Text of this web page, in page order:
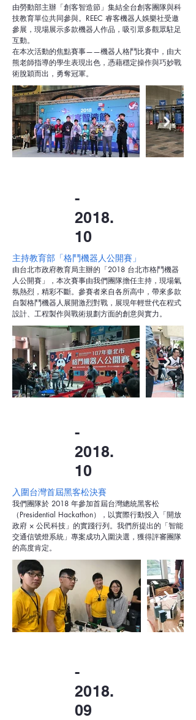
由勞動部主辦「創客智造節」集結全台創客團隊與科
技教育單位共同參與。REEC 睿客機器人娛樂社受邀
參展，現場展示多款機器人作品，吸引眾多觀眾駐足
互動。
在本次活動的焦點賽事——機器人格鬥比賽中，由大
熊老師指導的學生表現出色，憑藉穩定操作與巧妙戰
術脫穎而出，勇奪冠軍。
-
2018.
10
主持教育部「格鬥機器人公開賽」
由台北市政府教育局主辦的「2018 台北市格鬥機器
人公開賽」，本次賽事由我們團隊擔任主持，現場氣
氛熱烈，精彩不斷。參賽者來自各所高中，帶來多款
自製格鬥機器人展開激烈對戰，展現年輕世代在程式
設計、工程製作與戰術規劃方面的創意與實力。
-
2018.
10
入圍台灣首屆黑客松決賽
我們團隊於 2018 年參加首屆台灣總統黑客松
（Presidential Hackathon），以實際行動投入「開放
政府 × 公民科技」的實踐行列。我們所提出的「智能
交通信號燈系統」專案成功入圍決選，獲得評審團隊
的高度肯定。
-
2018.
09